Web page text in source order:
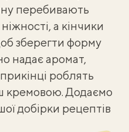
перебивають
а кінчики
зберегти форму
надає аромат,
роблять
кремовою. Додаємо
добірки рецептів